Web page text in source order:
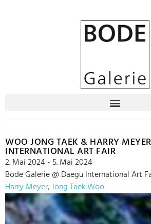
WOO JONG TAEK & HARRY
INTERNATIONAL ART FAIR
2. Mai 2024 - 5. Mai 2024
Bode Galerie @ Daegu International Art
Harry Meyer,Jong Taek Woo